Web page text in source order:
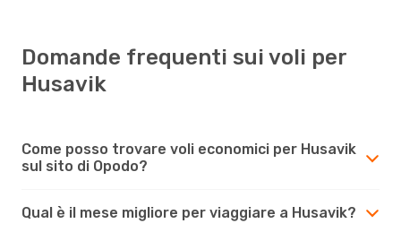
Domande frequenti sui voli per
Husavik
Come posso trovare voli economici per Husavik
sul sito di Opodo?
Qual è il mese migliore per viaggiare a Husavik?